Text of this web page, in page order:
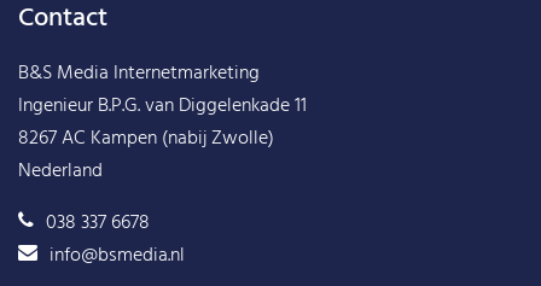
Contact
B&S Media Internetmarketing
Ingenieur B.P.G. van Diggelenkade 11
8267 AC Kampen (nabij Zwolle)
Nederland
038 337 6678
info@bsmedia.nl